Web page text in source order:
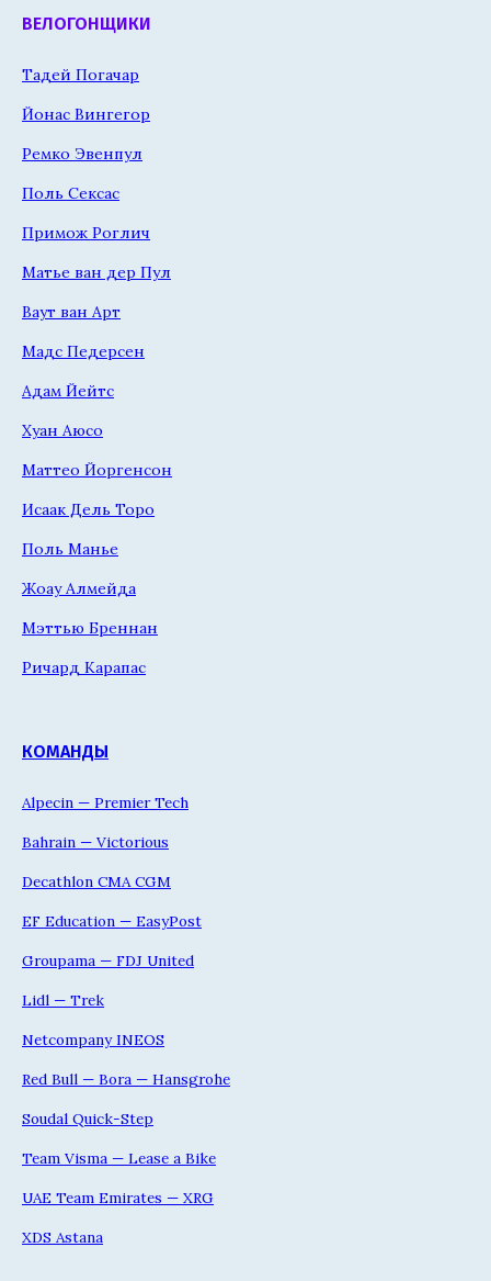
ВЕЛОГОНЩИКИ
Тадей Погачар
Йонас Вингегор
Ремко Эвенпул
Поль Сексас
Примож Роглич
Матье ван дер Пул
Ваут ван Арт
Мадс Педерсен
Адам Йейтс
Хуан Аюсо
Маттео Йоргенсон
Исаак Дель Торо
Поль Манье
Жоау Алмейда
Мэттью Бреннан
Ричард Карапас
КОМАНДЫ
Alpecin — Premier Tech
Bahrain — Victorious
Decathlon CMA CGM
EF Education — EasyPost
Groupama — FDJ United
Lidl — Trek
Netcompany INEOS
Red Bull — Bora — Hansgrohe
Soudal Quick-Step
Team Visma — Lease a Bike
UAE Team Emirates — XRG
XDS Astana